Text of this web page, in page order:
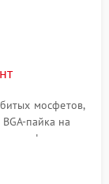
мосфетов,
пайка на
графического
BIOS